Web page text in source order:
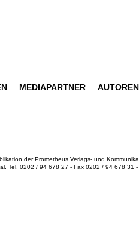
MEDIAPARTNER
derPrometheus Verlags- und
Tel. 0202 / 94 678 27 - Fax 0202 / 94 678 31 -